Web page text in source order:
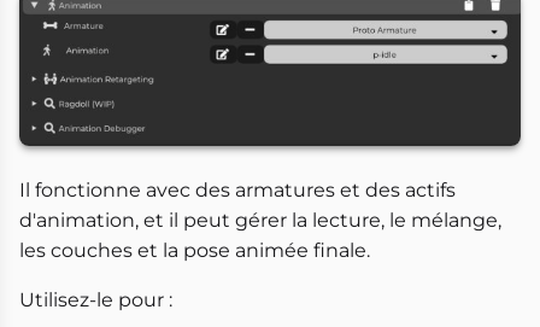
Il fonctionne avec des armatures et des actifs
d'animation, et il peut gérer la lecture, le mélange,
les couches et la pose animée finale.
Utilisez-le pour :